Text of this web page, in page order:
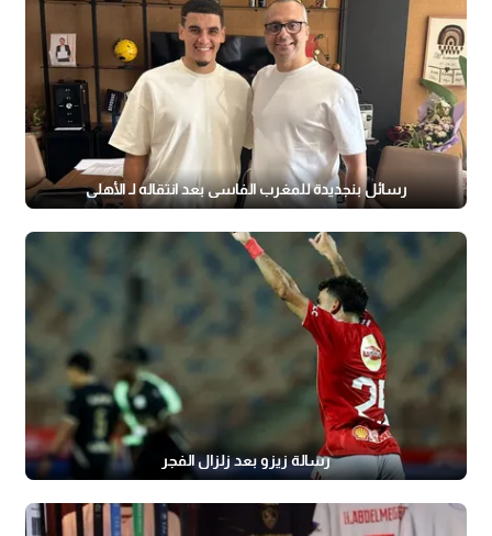
رسائل بنجديدة للمغرب الفاسي بعد انتقاله لـ الأهلي
رسالة زيزو بعد زلزال الفجر